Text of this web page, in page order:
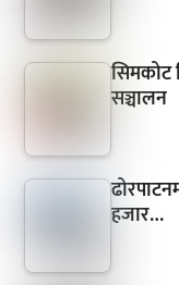
सिमकोट
सञ्चालन
हजार…